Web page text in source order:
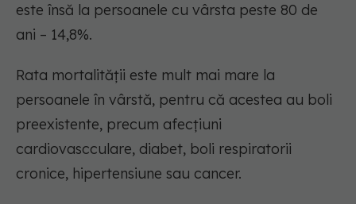
este însă la persoanele cu vârsta peste 80 de
ani – 14,8%.
Rata mortalităţii este mult mai mare la
persoanele în vârstă, pentru că acestea au boli
preexistente, precum afecțiuni
cardiovascculare, diabet, boli respiratorii
cronice, hipertensiune sau cancer.